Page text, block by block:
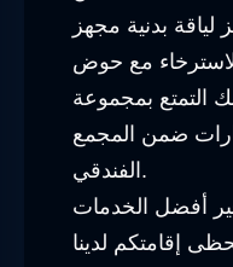
بدنية مجهز
مع حوض
التمتع بمجموعة
ضمن المجمع
الفندقي.
أفضل الخدمات
إقامتكم لدينا